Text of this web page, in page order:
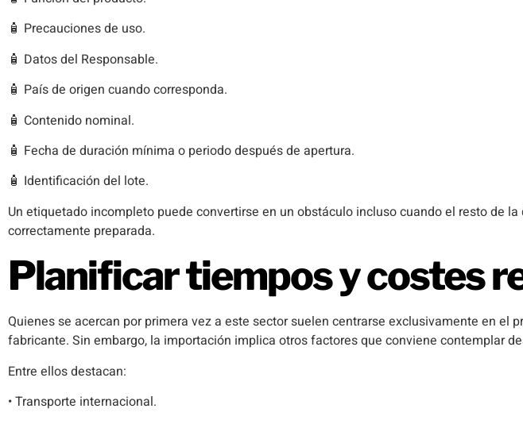
🧴 Precauciones de uso.
🧴 Datos del Responsable.
🧴 País de origen cuando corresponda.
🧴 Contenido nominal.
🧴 Fecha de duración mínima o periodo después de apertura.
🧴 Identificación del lote.
Un etiquetado incompleto puede convertirse en un obstáculo incluso cuando el resto de
correctamente preparada.
Planificar tiempos y costes
Quienes se acercan por primera vez a este sector suelen centrarse exclusivamente en el
fabricante. Sin embargo, la importación implica otros factores que conviene contemplar
Entre ellos destacan:
• Transporte internacional.